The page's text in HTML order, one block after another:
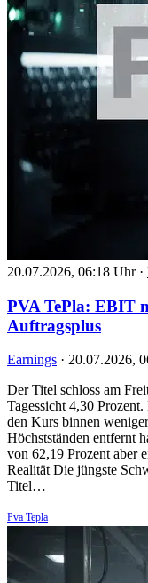
20.07.2026, 06:18 Uhr ·
PVA TePla: EBIT
Auftragsplus
Earnings · 20.07.2026,
Der Titel schloss am
Tagessicht 4,30
den Kurs binnen
Höchstständen entfernt
von 62,19 Prozent aber
Realität Die jüngste
Titel…
Pva Tepla